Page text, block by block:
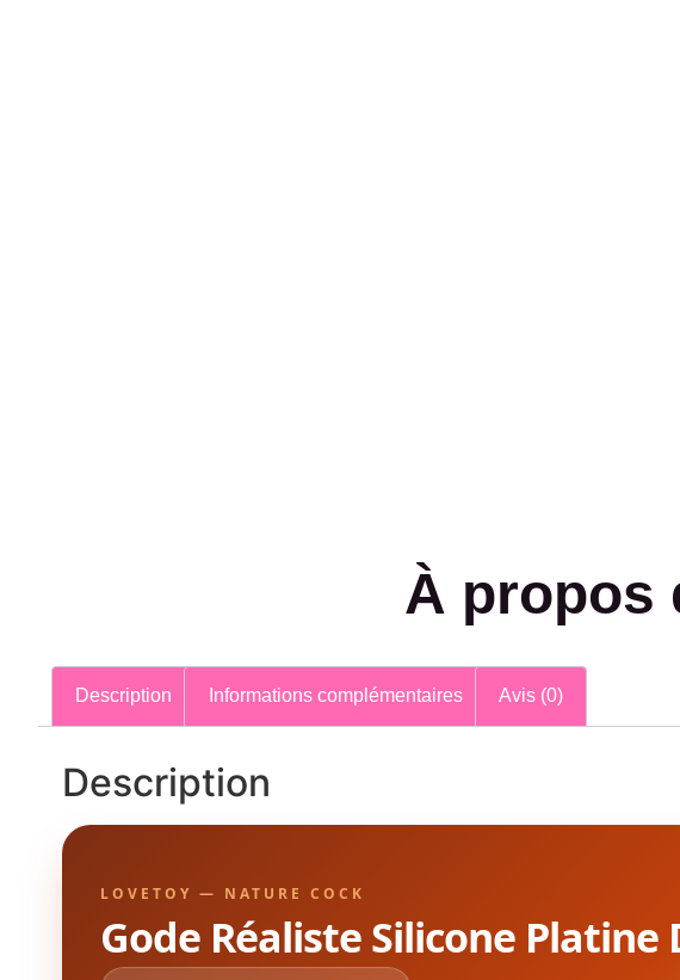
À propos
Description Informations complémentaires Avis (0)
Description
LOVETOY — NATURE COCK
Gode Réaliste Silicone Platine